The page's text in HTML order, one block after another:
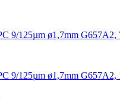
9/125µm ø1,7mm G657A2,
9/125µm ø1,7mm G657A2,